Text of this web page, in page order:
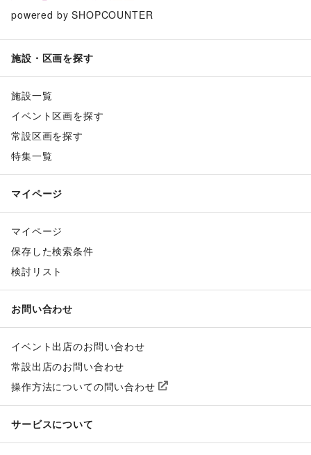
powered by SHOPCOUNTER
施設・区画を探す
施設一覧
イベント区画を探す
常設区画を探す
特集一覧
マイページ
マイページ
保存した検索条件
検討リスト
お問い合わせ
イベント出店のお問い合わせ
常設出店のお問い合わせ
操作方法についての問い合わせ
サービスについて